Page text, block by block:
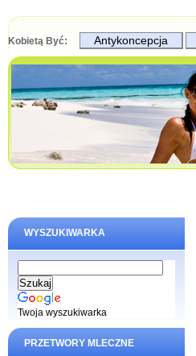
Kobietą Być: Antykoncepcja
WYSZUKIWARKA
Twoja wyszukiwarka
PRZETWORY MLECZNE